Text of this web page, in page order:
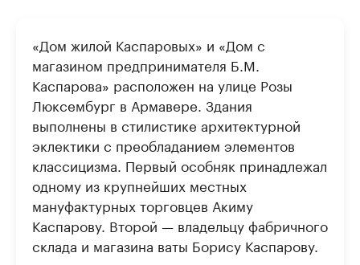
«Дом жилой Каспаровых» и «Дом с
магазином предпринимателя Б.М.
Каспарова» расположен на улице Розы
Люксембург в Армавере. Здания
выполнены в стилистике архитектурной
эклектики с преобладанием элементов
классицизма. Первый особняк принадлежал
одному из крупнейших местных
мануфактурных торговцев Акиму
Каспарову. Второй — владельцу фабричного
склада и магазина ваты Борису Каспарову.